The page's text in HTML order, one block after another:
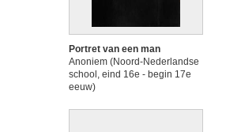
Portret van een man
Anoniem (Noord-Nederlandse
school, eind 16e - begin 17e
eeuw)